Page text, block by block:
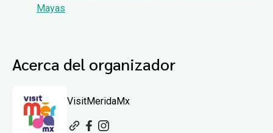
Mayas
Acerca del organizador
VisitMeridaMx